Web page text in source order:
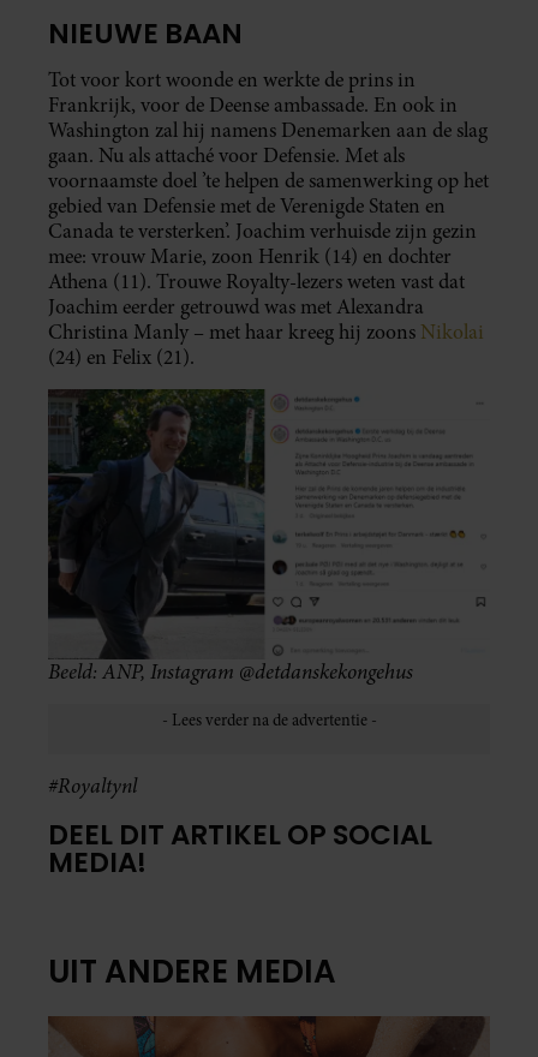
NIEUWE BAAN
Tot voor kort woonde en werkte de prins in
Frankrijk, voor de Deense ambassade. En ook in
Washington zal hij namens Denemarken aan de slag
gaan. Nu als attaché voor Defensie. Met als
voornaamste doel ’te helpen de samenwerking op het
gebied van Defensie met de Verenigde Staten en
Canada te versterken’. Joachim verhuisde zijn gezin
mee: vrouw Marie, zoon Henrik (14) en dochter
Athena (11). Trouwe Royalty-lezers weten vast dat
Joachim eerder getrouwd was met Alexandra
Christina Manly – met haar kreeg hij zoons Nikolai
(24) en Felix (21).
Beeld: ANP, Instagram @detdanskekongehus
#Royaltynl
DEEL DIT ARTIKEL OP SOCIAL
MEDIA!
UIT ANDERE MEDIA